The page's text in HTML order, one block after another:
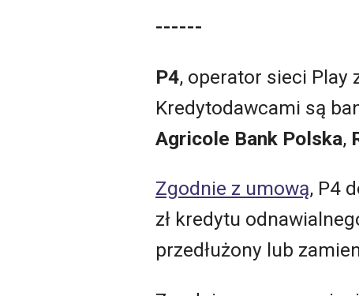
------
P4, operator sieci Play
Kredytodawcami są
Agricole Bank Polska,
Zgodnie z umową, P4
zł kredytu
przedłużony lub